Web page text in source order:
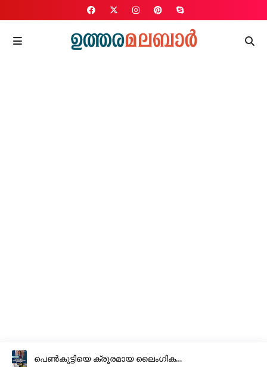
പെൺകുട്ടിയെ ക്രൂരമായ ലൈംഗിക